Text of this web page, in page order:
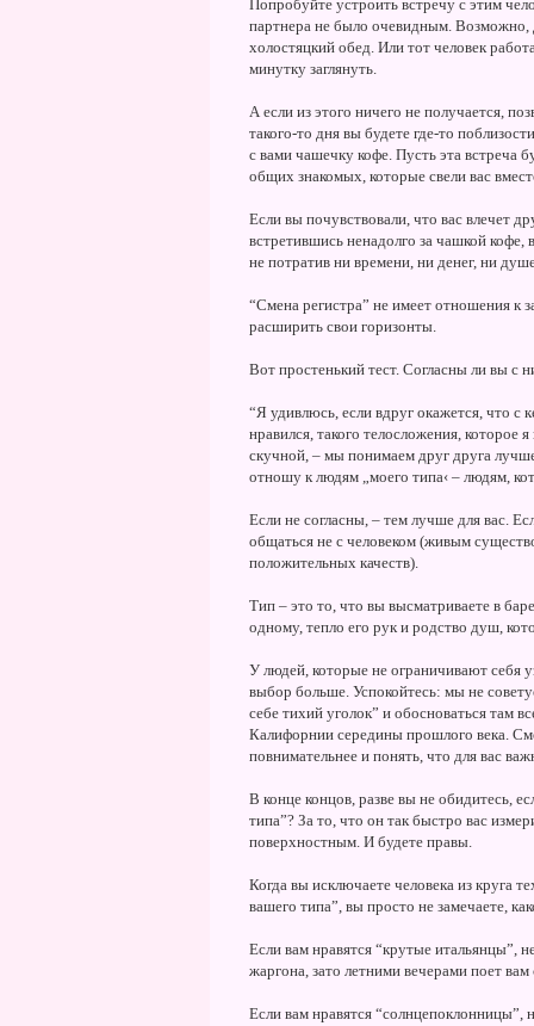
Попробуйте устроить встречу с этим
партнера не было очевидным. Возможно,
холостяцкий обед. Или тот человек
минутку заглянуть.
А если из этого ничего не получается,
такого-то дня вы будете где-то
с вами чашечку кофе. Пусть эта встреча
общих знакомых, которые свели вас
Если вы почувствовали, что вас влечет
встретившись ненадолго за чашкой
не потратив ни времени, ни денег, ни
“Смена регистра” не имеет отношения к
расширить свои горизонты.
Вот простенький тест. Согласны ли вы
“Я удивлюсь, если вдруг окажется, что с
нравился, такого телосложения,
скучной, – мы понимаем друг друга
отношу к людям „моего типа‹ – людям,
Если не согласны, – тем лучше для вас.
общаться не с человеком (живым
положительных качеств).
Тип – это то, что вы высматриваете в
одному, тепло его рук и родство душ,
У людей, которые не ограничивают себя
выбор больше. Успокойтесь: мы не
себе тихий уголок” и обосноваться там
Калифорнии середины прошлого века.
повнимательнее и понять, что для вас
В конце концов, разве вы не обидитесь,
типа”? За то, что он так быстро вас
поверхностным. И будете правы.
Когда вы исключаете человека из круга
вашего типа”, вы просто не замечаете,
Если вам нравятся “крутые итальянцы”,
жаргона, зато летними вечерами поет
Если вам нравятся